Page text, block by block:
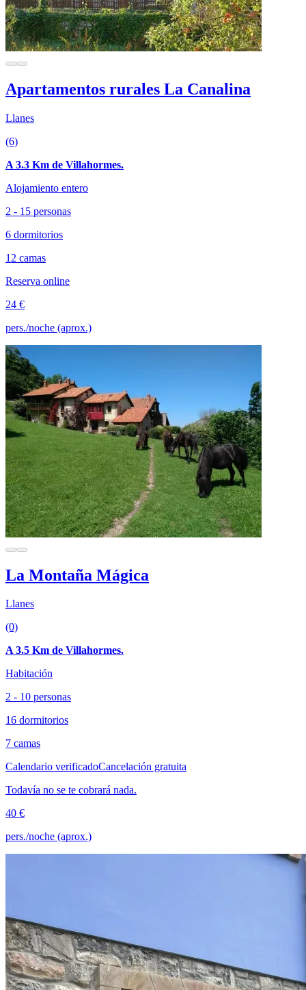
Apartamentos rurales La Canalina
Llanes
(6)
A 3.3 Km de Villahormes.
Alojamiento entero
2 - 15 personas
6 dormitorios
12 camas
Reserva online
24 €
pers./noche (aprox.)
La Montaña Mágica
Llanes
(0)
A 3.5 Km de Villahormes.
Habitación
2 - 10 personas
16 dormitorios
7 camas
Calendario verificadoCancelación gratuita
Todavía no se te cobrará nada.
40 €
pers./noche (aprox.)